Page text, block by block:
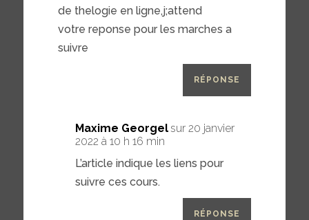
de thelogie en ligne,j;attend
votre reponse pour les marches a
suivre
RÉPONSE
Maxime Georgelsur 20 janvier
2022 à 10 h 16 min
L’article indique les liens pour
suivre ces cours.
RÉPONSE